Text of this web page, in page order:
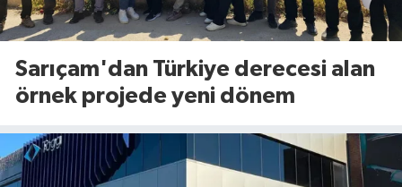
Sarıçam'dan Türkiye derecesi alan
örnek projede yeni dönem